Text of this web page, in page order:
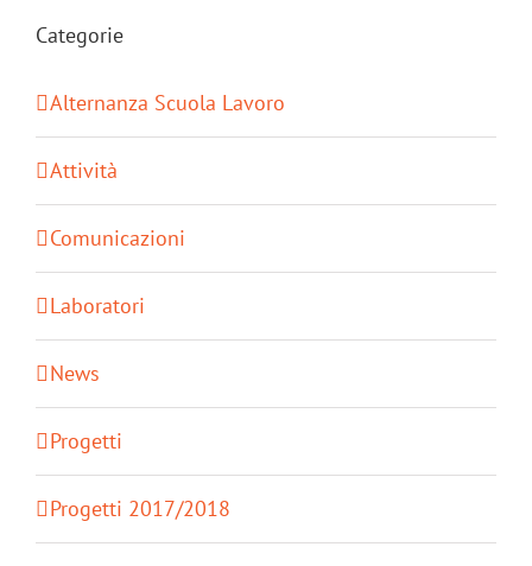
Categorie
Alternanza Scuola Lavoro
Attività
Comunicazioni
Laboratori
News
Progetti
Progetti 2017/2018